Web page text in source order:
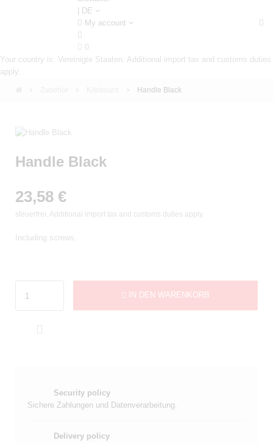
| DE
My account
0
Your country is: Vereinigte Staaten. Additional import tax and customs duties
apply.
Handle Black
Handle Black
23,58 €
steuerfrei. Additional import tax and customs duties apply.
Including screws.
IN DEN WARENKORB
Security policy
Sichere Zahlungen und Datenverarbeitung.
Delivery policy